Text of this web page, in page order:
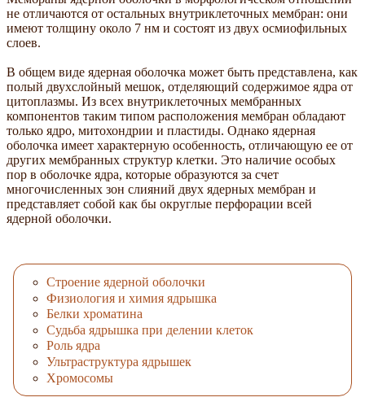
не отличаются от остальных внутриклеточных мембран: они
имеют толщину около 7 нм и состоят из двух осмиофильных
слоев.
В общем виде ядерная оболочка может быть представлена, как
полый двухслойный мешок, отделяющий содержимое ядра от
цитоплазмы. Из всех внутриклеточных мембранных
компонентов таким типом расположения мембран обладают
только ядро, митохондрии и пластиды. Однако ядерная
оболочка имеет характерную особенность, отличающую ее от
других мембранных структур клетки. Это наличие особых
пор в оболочке ядра, которые образуются за счет
многочисленных зон слияний двух ядерных мембран и
представляет собой как бы округлые перфорации всей
ядерной оболочки.
Строение ядерной оболочки
Физиология и химия ядрышка
Белки хроматина
Судьба ядрышка при делении клеток
Роль ядра
Ультраструктура ядрышек
Хромосомы